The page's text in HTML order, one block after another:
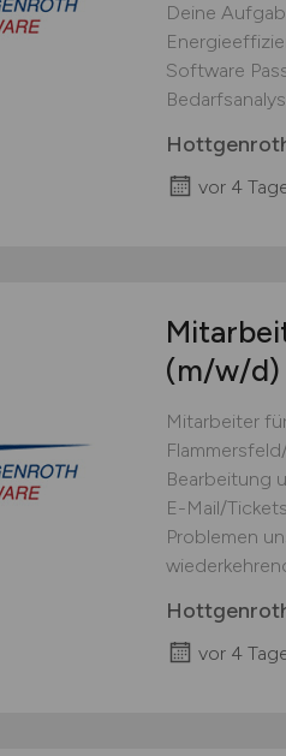
Deine
Software
vor 4
(m/w/d)
Mitarbeiter
Bearbeitung
E-Mail/
Problemen
vor 4